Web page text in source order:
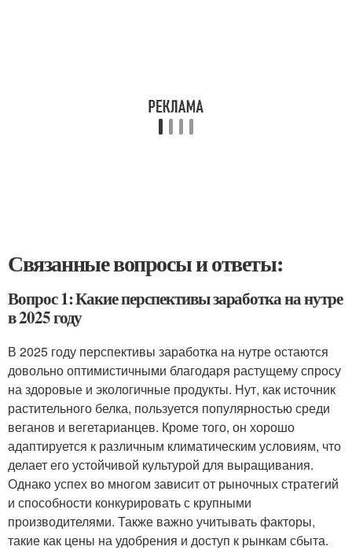
Связанные вопросы и ответы:
Вопрос 1: Какие перспективы заработка на нутре
в 2025 году
В 2025 году перспективы заработка на нутре остаются
довольно оптимистичными благодаря растущему спросу
на здоровые и экологичные продукты. Нут, как источник
растительного белка, пользуется популярностью среди
веганов и вегетарианцев. Кроме того, он хорошо
адаптируется к различным климатическим условиям, что
делает его устойчивой культурой для выращивания.
Однако успех во многом зависит от рыночных стратегий
и способности конкурировать с крупными
производителями. Также важно учитывать факторы,
такие как цены на удобрения и доступ к рынкам сбыта.